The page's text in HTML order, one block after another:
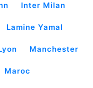
Inter Milan
Lamine Yamal
Manchester
Maroc